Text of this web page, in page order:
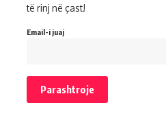
të rinj në çast!
Email-i juaj